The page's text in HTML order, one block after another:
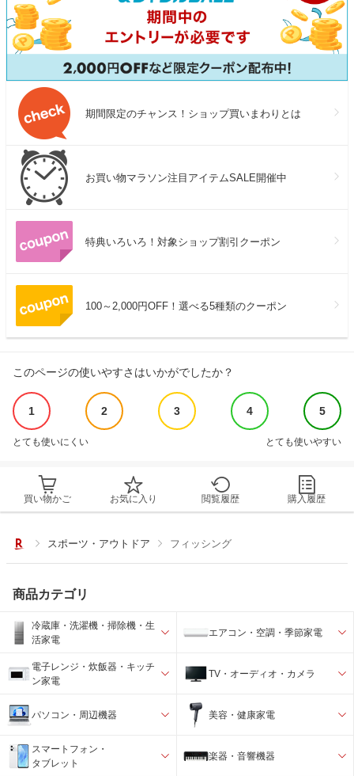
期間限定のチャンス！ショップ買いまわりとは
お買い物マラソン注目アイテムSALE開催中
特典いろいろ！対象ショップ割引クーポン
100～2,000円OFF！選べる5種類のクーポン
このページの使いやすさはいかがでしたか？
1 2 3 4 5
とても使いにくい とても使いやすい
買い物かご お気に入り 閲覧履歴 購入履歴
スポーツ・アウトドア フィッシング
商品カテゴリ
冷蔵庫・洗濯機・掃除機・生
活家電
エアコン・空調・季節家電
電子レンジ・炊飯器・キッチ
ン家電
TV・オーディオ・カメラ
パソコン・周辺機器 美容・健康家電
スマートフォン・
タブレット
楽器・音響機器